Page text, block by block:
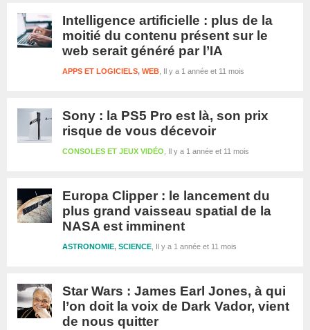
Intelligence artificielle : plus de la
moitié du contenu présent sur le
web serait généré par l’IA
Il y a 1 année et 11 mois
APPS ET LOGICIELS, WEB
Sony : la PS5 Pro est là, son prix
risque de vous décevoir
Il y a 1 année et 11 mois
CONSOLES ET JEUX VIDÉO
Europa Clipper : le lancement du
plus grand vaisseau spatial de la
NASA est imminent
Il y a 1 année et 11 mois
ASTRONOMIE, SCIENCE
Star Wars : James Earl Jones, à qui
l’on doit la voix de Dark Vador, vient
de nous quitter